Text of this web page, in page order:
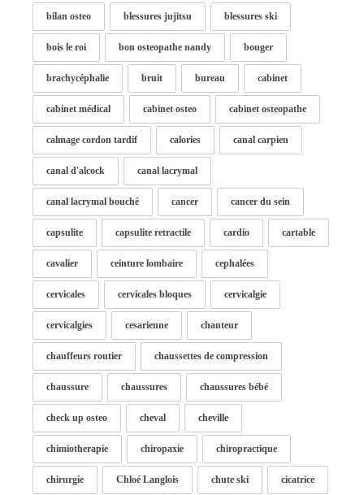
bilan osteo blessures jujitsu blessures ski
bois le roi bon osteopathe nandy bouger
brachycéphalie bruit bureau cabinet
cabinet médical cabinet osteo cabinet osteopathe
calmage cordon tardif calories canal carpien
canal d'alcock canal lacrymal
canal lacrymal bouché cancer cancer du sein
capsulite capsulite retractile cardio cartable
cavalier ceinture lombaire cephalées
cervicales cervicales bloques cervicalgie
cervicalgies cesarienne chanteur
chauffeurs routier chaussettes de compression
chaussure chaussures chaussures bébé
check up osteo cheval cheville
chimiotherapie chiropaxie chiropractique
chirurgie Chloé Langlois chute ski cicatrice